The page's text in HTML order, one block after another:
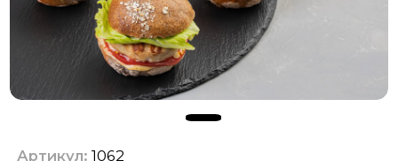
Артикул: 1062